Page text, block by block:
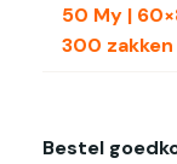
50 My |
300 zakken
Bestel